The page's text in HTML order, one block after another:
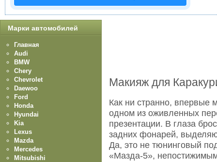
Макияж для
Как ни странно, впервые
одном из оживленных
презентации. В глаза
задних фонарей,
Да, это не тюнинговый
«Мазда-5»,
Марки автомобилей
Главная
Audi
BMW
Chery
Chevrolet
Daewoo
Ford
Honda
Hyundai
Kia
Lexus
Mazda
Mercedes
Mitsubishi